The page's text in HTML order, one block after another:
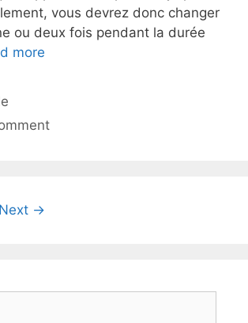
vous devrez donc changer
ou deux fois pendant la durée
more
Next →